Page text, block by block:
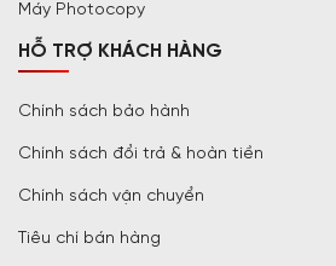
Máy Photocopy
HỖ TRỢ KHÁCH HÀNG
Chính sách bảo hành
Chính sách đổi trả & hoàn tiền
Chính sách vận chuyển
Tiêu chí bán hàng